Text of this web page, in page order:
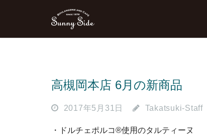
高槻岡本店 6月の新商品
2017年5月31日 Takatsuki-Staff
・ドルチェポルコ®使用のタルティーヌ